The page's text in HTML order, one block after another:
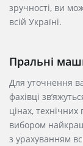
зручності, ви
всій Україні.
Пральні
Для уточнення
фахівці
цінах,
вибором
з урахуванням